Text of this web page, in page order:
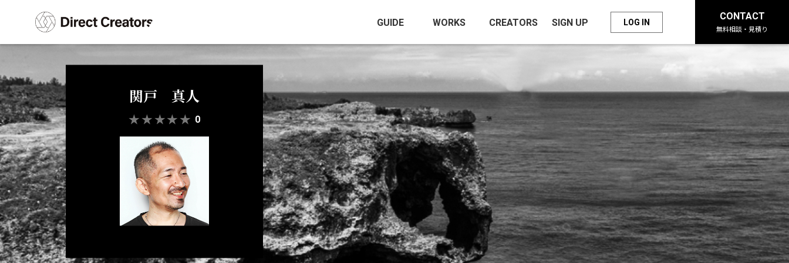
GUIDE WORKS CREATORS SIGN UP LOG IN
CONTACT
無料相談・見積り
関戸 真人
★ ★ ★ ★ ★ 0